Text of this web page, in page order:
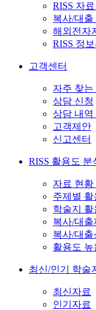
RISS 자
복사/대출
해외전자
RISS 정
고객센터
자주 찾는
상담 신청
상담 내역
고객제안
신고센터
RISS 활용도 분
자료 현황
주제별 활
학술지 활
복사/대출
복사/대출
활용도 높
최신/인기 학술
최신자료
인기자료